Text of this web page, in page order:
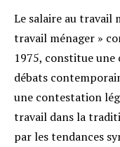
Le salaire au travail
travail ménager »
1975, constitue
débats
une contestation
travail dans la
par les tendances